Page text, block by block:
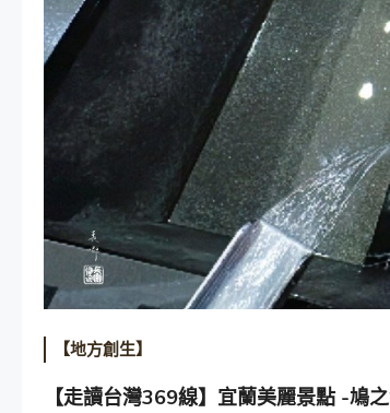
【地方創生】
【走讀台灣369線】宜蘭美麗景點 -鳩